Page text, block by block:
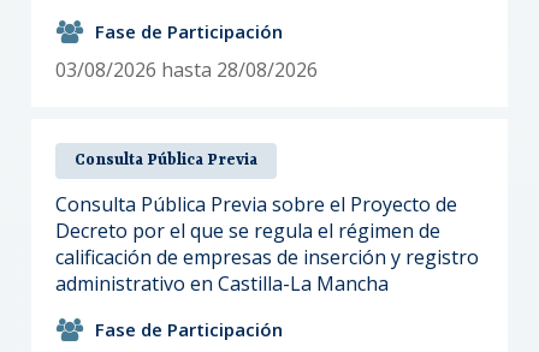
Fase de Participación
03/08/2026 hasta 28/08/2026
Consulta Pública Previa
Consulta Pública Previa sobre el Proyecto de
Decreto por el que se regula el régimen de
calificación de empresas de inserción y registro
administrativo en Castilla-La Mancha
Fase de Participación